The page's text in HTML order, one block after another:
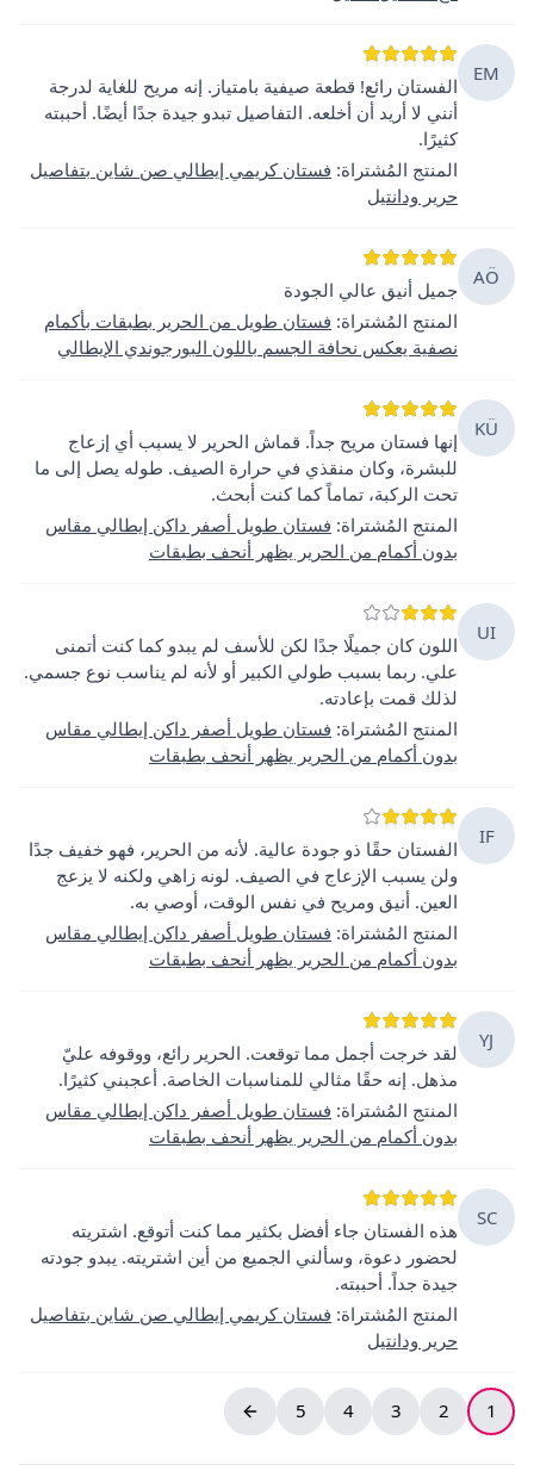
EM
الفستان رائع! قطعة صيفية بامتياز. إنه مريح للغاية لدرجة
أنني لا أريد أن أخلعه. التفاصيل تبدو جيدة جدًا أيضًا. أحببته
كثيرًا.
المنتج المُشتراة: فستان كريمي إيطالي صن شاين بتفاصيل
حرير ودانتيل
AÖ
جميل أنيق عالي الجودة
المنتج المُشتراة: فستان طويل من الحرير بطبقات بأكمام
نصفية يعكس نحافة الجسم باللون البورجوندي الإيطالي
KÜ
إنها فستان مريح جداً. قماش الحرير لا يسبب أي إزعاج
للبشرة، وكان منقذي في حرارة الصيف. طوله يصل إلى ما
تحت الركبة، تماماً كما كنت أبحث.
المنتج المُشتراة: فستان طويل أصفر داكن إيطالي مقاس
بدون أكمام من الحرير يظهر أنحف بطبقات
UI
اللون كان جميلًا جدًا لكن للأسف لم يبدو كما كنت أتمنى
علي. ربما بسبب طولي الكبير أو لأنه لم يناسب نوع جسمي.
لذلك قمت بإعادته.
المنتج المُشتراة: فستان طويل أصفر داكن إيطالي مقاس
بدون أكمام من الحرير يظهر أنحف بطبقات
IF
الفستان حقًا ذو جودة عالية. لأنه من الحرير، فهو خفيف جدًا
ولن يسبب الإزعاج في الصيف. لونه زاهي ولكنه لا يزعج
العين. أنيق ومريح في نفس الوقت، أوصي به.
المنتج المُشتراة: فستان طويل أصفر داكن إيطالي مقاس
بدون أكمام من الحرير يظهر أنحف بطبقات
YJ
لقد خرجت أجمل مما توقعت. الحرير رائع، ووقوفه عليّ
مذهل. إنه حقًا مثالي للمناسبات الخاصة. أعجبني كثيرًا.
المنتج المُشتراة: فستان طويل أصفر داكن إيطالي مقاس
بدون أكمام من الحرير يظهر أنحف بطبقات
SC
هذه الفستان جاء أفضل بكثير مما كنت أتوقع. اشتريته
لحضور دعوة، وسألني الجميع من أين اشتريته. يبدو جودته
جيدة جداً. أحببته.
المنتج المُشتراة: فستان كريمي إيطالي صن شاين بتفاصيل
حرير ودانتيل
1
2
3
4
5